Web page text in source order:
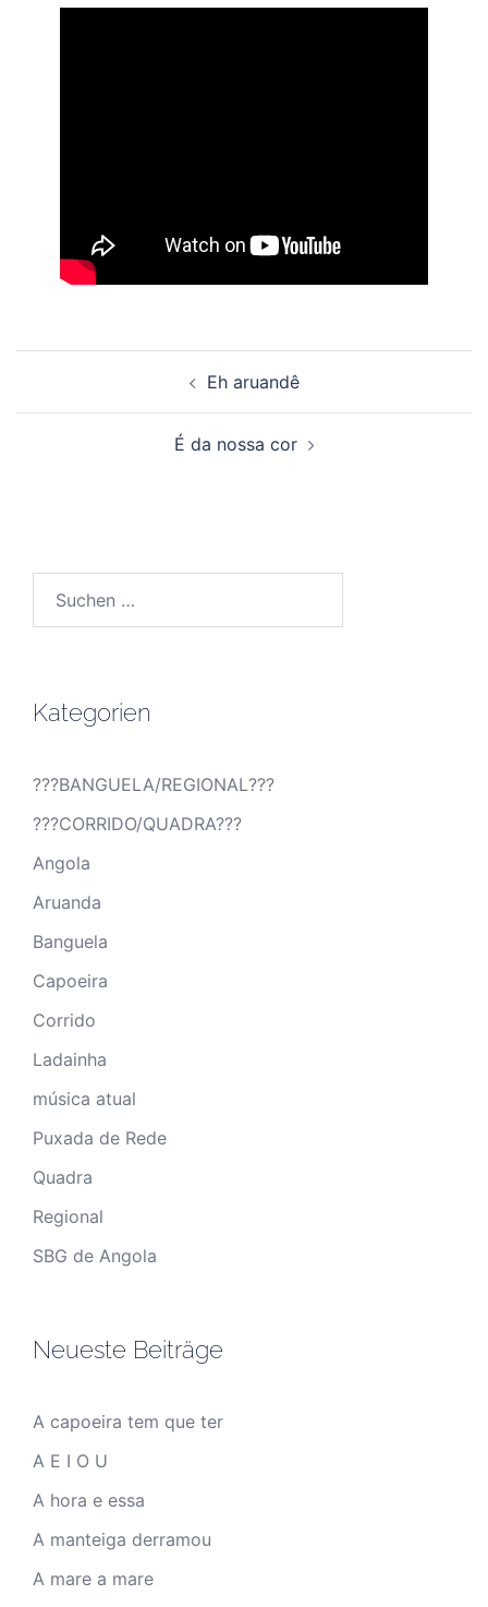
Eh aruandê
É da nossa cor
nach:
Kategorien
???BANGUELA/REGIONAL???
???CORRIDO/QUADRA???
Angola
Aruanda
Banguela
Capoeira
Corrido
Ladainha
música atual
Puxada de Rede
Quadra
Regional
SBG de Angola
Neueste Beiträge
A capoeira tem que ter
A E I O U
A hora e essa
A manteiga derramou
A mare a mare